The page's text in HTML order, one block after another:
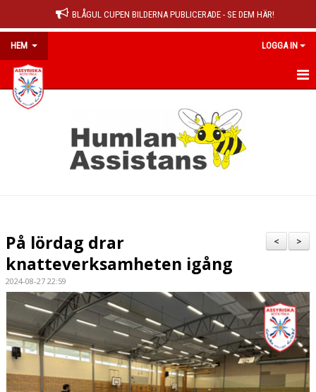
BLÅGUL CUPEN BILDERNA PUBLICERADE - SE DEM HÄR!
HEM LOGGA IN
HEM
MATCHER
DOKUMENT
VÅRA LAG/LEDARE
KONTAKT
>
<
På lördag drar
knatteverksamheten igång
2024-08-27 22:59